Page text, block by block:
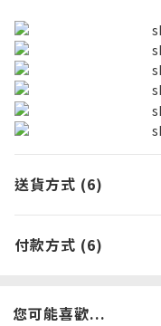
送貨方式 (6)
付款方式 (6)
您可能喜歡...